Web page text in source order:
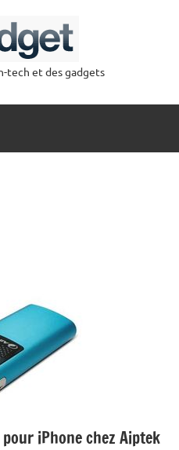
tech et des gadgets
iPhone chez Aiptek